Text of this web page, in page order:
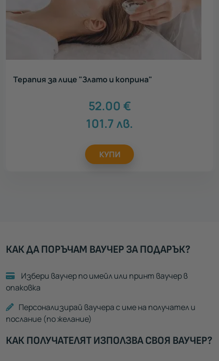
Терапия за лице "Злато и коприна"
52.00 €
101.7лв.
КУПИ
КАК ДА ПОРЪЧАМ ВАУЧЕР ЗА ПОДАРЪК?
Избери ваучер по имейл или принт ваучер в
опаковка
Персонализирай ваучера с име на получател и
послание (по желание)
КАК ПОЛУЧАТЕЛЯТ ИЗПОЛЗВА СВОЯ ВАУЧЕР?